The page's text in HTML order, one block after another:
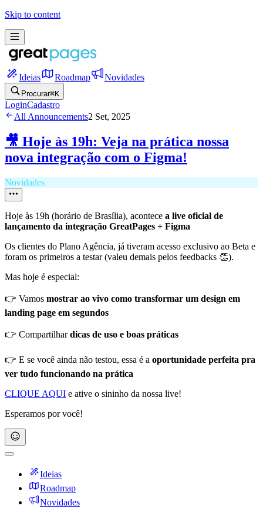
Skip to content
Ideias Roadmap Novidades
Procurar⌘K
LoginCadastro
All Announcements2 Set, 2025
🎥 Hoje às 19h: Veja na prática nossa
nova integração com o Figma!
Novidades
Hoje às 19h (horário de Brasília), acontece a live oficial de
lançamento da integração GreatPages + Figma
Os clientes do Plano Agência, já tiveram acesso exclusivo ao Beta e
foram os primeiros a testar (valeu demais pelos feedbacks 👏).
Mas hoje é especial:
👉 Vamos mostrar ao vivo como transformar um design em
landing page em segundos
👉 Compartilhardicas de uso e boas práticas
👉 E se você ainda não testou, essa é a oportunidade perfeita pra
ver tudo funcionando na prática
CLIQUE AQUI e ative o sininho da nossa live!
Esperamos por você!
Ideias
Roadmap
Novidades